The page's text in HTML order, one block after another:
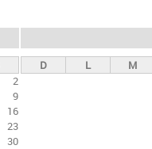
2
9
16
23
30
D L M